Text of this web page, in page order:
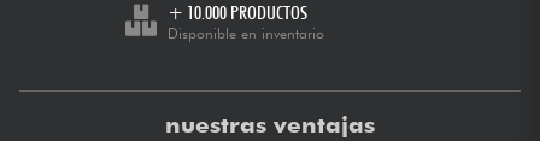
+ 10.000 PRODUCTOS
Disponible en inventario
nuestras ventajas